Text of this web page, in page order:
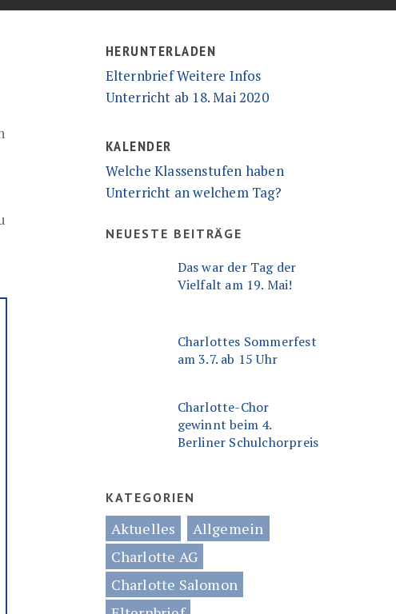
HERUNTERLADEN
Elternbrief Weitere Infos
Unterricht ab 18. Mai 2020
KALENDER
Welche Klassenstufen haben
Unterricht an welchem Tag?
NEUESTE BEITRÄGE
Das war der Tag der
Vielfalt am 19. Mai!
Charlottes Sommerfest
am 3.7. ab 15 Uhr
Charlotte-Chor
gewinnt beim 4.
Berliner Schulchorpreis
KATEGORIEN
Aktuelles
Allgemein
Charlotte AG
Charlotte Salomon